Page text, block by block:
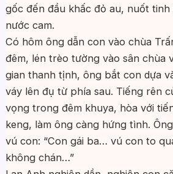
gốc đến đầu khấc đỏ au, nuốt
nước cam.
Có hôm ông dẫn con vào chùa
đêm, lén trèo tường vào sân chùa
gian thanh tịnh, ông bắt con dựa
váy lên đụ từ phía sau. Tiếng rên
vọng trong đêm khuya, hòa với
keng, làm ông càng hứng tình.
vú con: “Con gái ba… vú con to
không chán…”